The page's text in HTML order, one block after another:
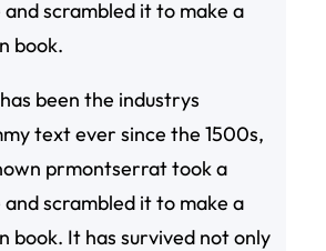
scrambled it to make a
book.
been the industrys
text ever since the 1500s,
prmontserrat took a
scrambled it to make a
book. It has survived not only